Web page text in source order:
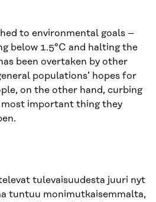
to environmental goals –
below 1.5°C and halting the
been overtaken by other
populations’ hopes for
on the other hand, curbing
important thing they
tulevaisuudesta juuri nyt
tuntuu monimutkaisemmalta,